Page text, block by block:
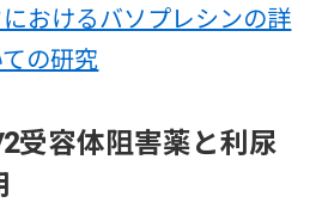
おけるバソプレシンの詳
の研究
受容体阻害薬と利尿